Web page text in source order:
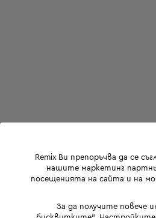
Remix Ви препоръчва да се
нашите маркетинг
посещенията на сайта и на
За да получите повече